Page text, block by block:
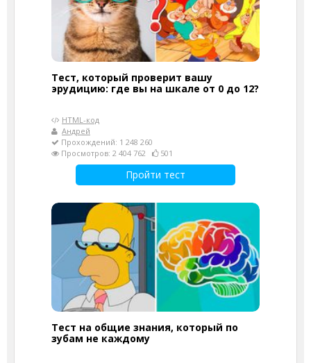
Тест, который проверит вашу
эрудицию: где вы на шкале от 0 до 12?
HTML-код
Андрей
Прохождений: 1 248 260
Просмотров: 2 404 762
501
Пройти тест
Тест на общие знания, который по
зубам не каждому